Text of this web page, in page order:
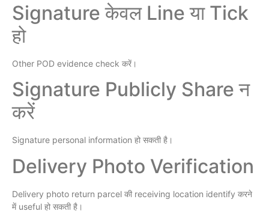
Signature केवल Line या Tick
हो
Other POD evidence check करें।
Signature Publicly Share न
करें
Signature personal information हो सकती है।
Delivery Photo Verification
Delivery photo return parcel की receiving location identify करने
में useful हो सकती है।